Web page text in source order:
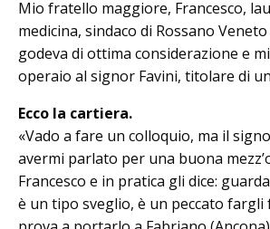
Mio fratello maggiore, Francesco,
medicina, sindaco di Rossano
godeva di ottima considerazione e
operaio al signor Favini, titolare di
Ecco la cartiera.
«Vado a fare un colloquio, ma il
avermi parlato per una buo­na
Francesco e in pratica gli dice:
è un tipo sveglio, è un peccato fargli